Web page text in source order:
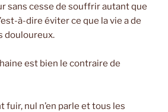
sans cesse de souffrir autant que
à-dire éviter ce que la vie a de
douloureux.
est bien le contraire de
fuir, nul n’en parle et tous les